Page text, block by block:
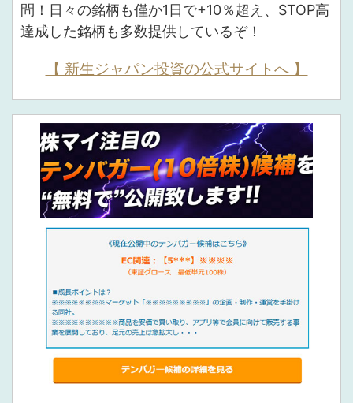
問！日々の銘柄も僅か1日で+10％超え、STOP高
達成した銘柄も多数提供しているぞ！
【 新生ジャパン投資の公式サイトへ 】